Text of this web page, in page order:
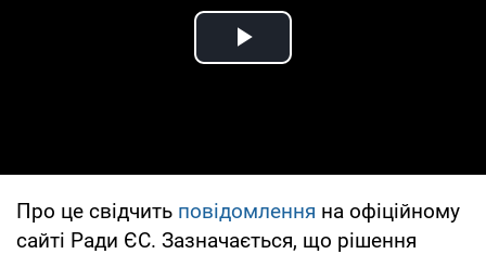
Play Video
Про це свідчить повідомлення на офіційному
сайті Ради ЄС. Зазначається, що рішення